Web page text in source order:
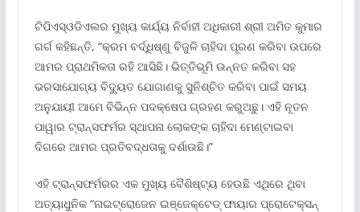
ଟିପିଏସ୍ଓଡିଏଲର ମୁଖ୍ୟ କାର୍ଯ୍ୟ ନିର୍ବାହୀ ଅଧିକାରୀ ଶ୍ରୀ ଅମିତ କୁମାର
ଗର୍ଗ କହିଛନ୍ତି, “କ୍ରମ ବର୍ଦ୍ଧିଷ୍ଣୁ ବିଜୁଳି ଚାହିଦା ପୂରଣ କରିବା ଉପରେ
ଆମର ପ୍ରାଥମିକତା ରହି ଆସିଛି। ଭିତ୍ତିଭୂମି ଉନ୍ନତ କରିବା ସହ
ଭରସାଯୋଗ୍ୟ ବିଦ୍ୟୁତ ଯୋଗାଣକୁ ସୁନିଶ୍ଚିତ କରିବା ପାଇଁ ସମୟ
ଅନୁଯାୟୀ ଆମେ ବିଭିନ୍ନ ପଦକ୍ଷେପ ଗ୍ରହଣ କରୁଅଛୁ। ଏହି ନୂତନ
ପାୱାର ଟ୍ରାନ୍ସଫର୍ମର ସ୍ଥାପନା ଲୋକଙ୍କ ଚାହିଦା ମେଣ୍ଟାଇବା
ଦିଗରେ ଆମର ପ୍ରତିବଦ୍ଧତାକୁ ଦର୍ଶାଉଛି।”
ଏହି ଟ୍ରାନ୍ସଫର୍ମରର ଏକ ମୁଖ୍ୟ ବୈଶିଷ୍ଟ୍ୟ ହେଉଛି ଏଥିରେ ଥିବା
ଅତ୍ୟାଧୁନିକ “ନାଇଟ୍ରୋଜେନ ଇଞ୍ଜେକ୍ଟେଡ୍ ଫାୟାର ପ୍ରୋଟେକ୍ସନ୍